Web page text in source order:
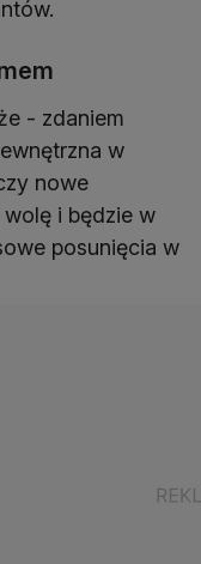
- zdaniem
w
nowe
i będzie w
posunięcia w